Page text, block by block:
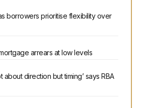
borrowers prioritise flexibility over
arrears at low levels
about direction but timing’ says RBA